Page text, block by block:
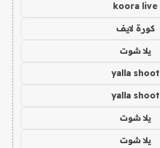
koora live
كورة لايف
يلا شوت
yalla shoot
yalla shoot
يلا شوت
يلا شوت